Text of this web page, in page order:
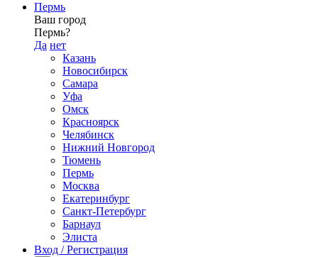
Пермь
Ваш город
Пермь?
Да нет
Казань
Новосибирск
Самара
Уфа
Омск
Красноярск
Челябинск
Нижний Новгород
Тюмень
Пермь
Москва
Екатеринбург
Санкт-Петербург
Барнаул
Элиста
Вход / Регистрация